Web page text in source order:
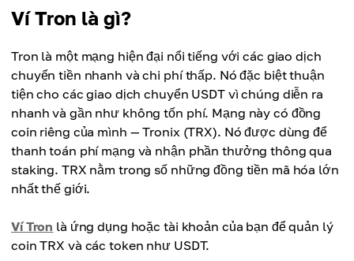
Ví Tron là gì?
Tron là một mạng hiện đại nổi tiếng với các giao dịch
chuyển tiền nhanh và chi phí thấp. Nó đặc biệt thuận
tiện cho các giao dịch chuyển USDT vì chúng diễn ra
nhanh và gần như không tốn phí. Mạng này có đồng
coin riêng của mình — Tronix (TRX). Nó được dùng để
thanh toán phí mạng và nhận phần thưởng thông qua
staking. TRX nằm trong số những đồng tiền mã hóa lớn
nhất thế giới.
Ví Tron là ứng dụng hoặc tài khoản của bạn để quản lý
coin TRX và các token như USDT.